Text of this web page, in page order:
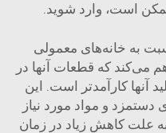
است، وارد شوید.
به خانه‌های معمولی
می‌کند که قطعات آنها در
آنها کارآمدتر است. این
و مواد مورد نیاز
علت کاهش زیاد در زمان